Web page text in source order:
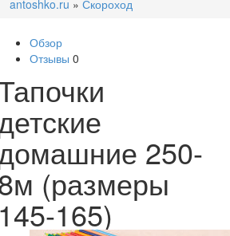
antoshko.ru » Скороход
Обзор
Отзывы 0
250-
(размеры
145-165)